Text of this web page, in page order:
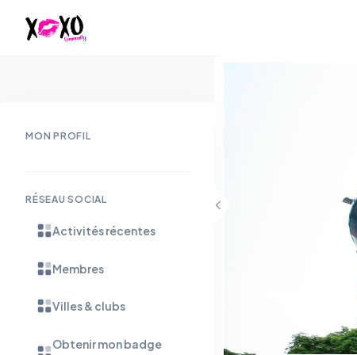
MON PROFIL
RÉSEAU SOCIAL
Activités récentes
Membres
Villes & clubs
Obtenir mon badge